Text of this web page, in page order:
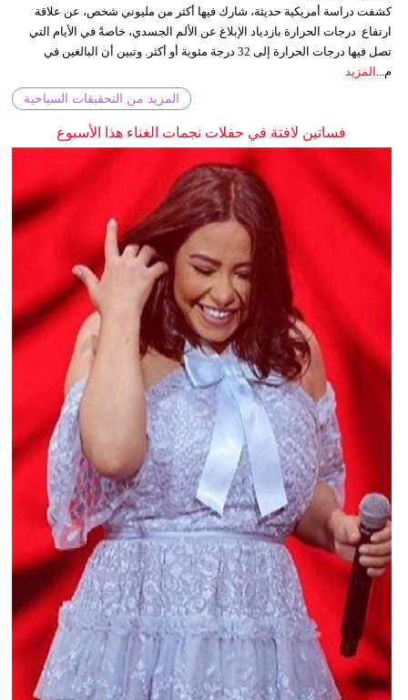
كشفت دراسة أمريكية حديثة، شارك فيها أكثر من مليوني شخص، عن علاقة
ارتفاع درجات الحرارة بازدياد الإبلاغ عن الألم الجسدي، خاصةً في الأيام التي
تصل فيها درجات الحرارة إلى 32 درجة مئوية أو أكثر. وتبين أن البالغين في
م...
المزيد
المزيد من التحقيقات السياحية
فساتين لافتة في حفلات نجمات الغناء هذا الأسبوع